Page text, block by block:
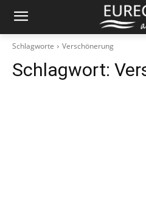
Schlagworte Verschönerung
Schlagwort: